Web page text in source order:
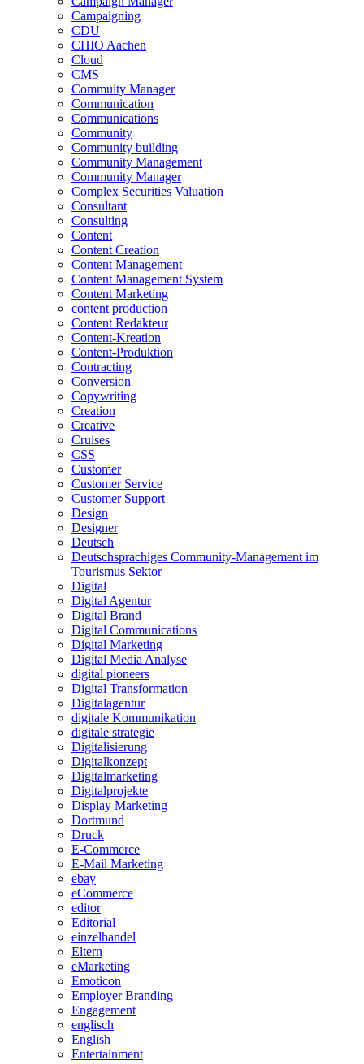
Campaigning
CDU
CHIO Aachen
Cloud
CMS
Commuity Manager
Communication
Communications
Community
Community building
Community Management
Community Manager
Complex Securities Valuation
Consultant
Consulting
Content
Content Creation
Content Management
Content Management System
Content Marketing
content production
Content Redakteur
Content-Kreation
Content-Produktion
Contracting
Conversion
Copywriting
Creation
Creative
Cruises
CSS
Customer
Customer Service
Customer Support
Design
Designer
Deutsch
Deutschsprachiges Community-Management im
Tourismus Sektor
Digital
Digital Agentur
Digital Brand
Digital Communications
Digital Marketing
Digital Media Analyse
digital pioneers
Digital Transformation
Digitalagentur
digitale Kommunikation
digitale strategie
Digitalisierung
Digitalkonzept
Digitalmarketing
Digitalprojekte
Display Marketing
Dortmund
Druck
E-Commerce
E-Mail Marketing
ebay
eCommerce
editor
Editorial
einzelhandel
Eltern
eMarketing
Emoticon
Employer Branding
Engagement
englisch
English
Entertainment